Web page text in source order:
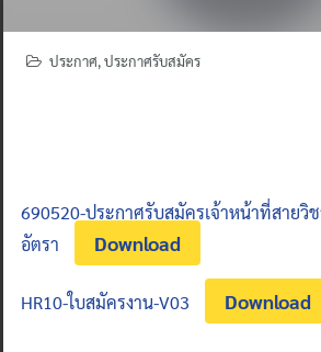
ประกาศ,ประกาศรับสมัคร
690520-ประกาศรับสมัครเจ้าหน้าที่สายวิ
อัตรา
Download
HR10-ใบสมัครงาน-V03 Download